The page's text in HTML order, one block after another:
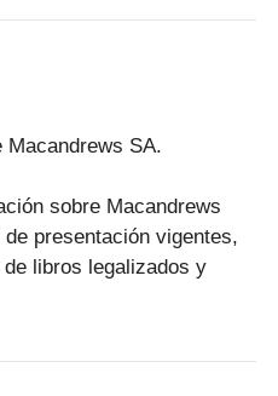
SA.
sobre Macandrews
presentación vigentes,
libros legalizados y